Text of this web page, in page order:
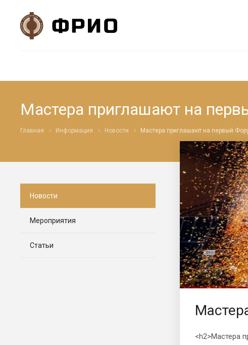
Мастера приглашают на
Главная Информация Новости Мастера приглашают на первый
<h2>Мастера
Новости
Мероприятия
Статьи